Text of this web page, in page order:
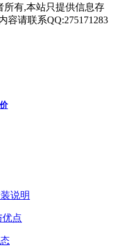
所有,本站只提供信息存
容请联系QQ:275171283
说明
优点